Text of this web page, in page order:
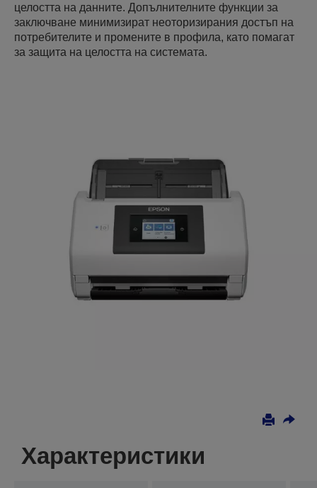
целостта на данните. Допълнителните функции за
заключване минимизират неоторизирания достъп на
потребителите и промените в профила, като помагат
за защита на целостта на системата.
Характеристики